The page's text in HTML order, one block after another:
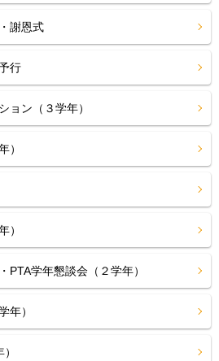
謝恩式
行
ン（３学年）
）
）
学年懇談会（２学年）
年）